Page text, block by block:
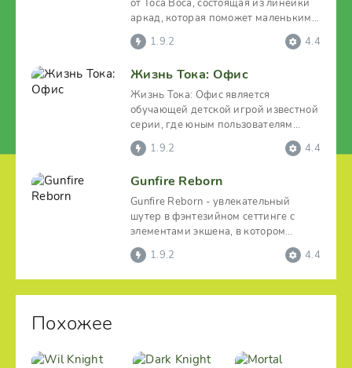
от Toca Boca, состоящая из линейки
аркад, которая поможет маленьким
игрокам, не
1.9.2 4.4
Жизнь Тока: Офис
Жизнь Тока: Офис является
обучающей детской игрой известной
серии, где юным пользователям
дается возможность примерить
1.9.2 4.4
Gunfire Reborn
Gunfire Reborn - увлекательный
шутер в фэнтезийном сеттинге с
элементами экшена, в котором
пользователю придется немало
1.9.2 4.4
Похожее